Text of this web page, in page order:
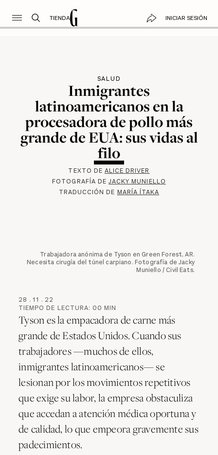
TIENDA INICIAR SESIÓN
SALUD
Inmigrantes
latinoamericanos en la
procesadora de pollo más
grande de EUA: sus vidas al
filo
TEXTO DE ALICE DRIVER
FOTOGRAFÍA DE JACKY MUNIELLO
TRADUCCIÓN DE MARÍA ÍTAKA
Trabajadora anónima de Tyson en Green Forest, AR.
Necesita cirugía del túnel carpiano. Fotografía de Jacky
Muniello / Civil Eats.
28 . 11 . 22
TIEMPO DE LECTURA: 00 MIN
Tyson es la empacadora de carne más
grande de Estados Unidos. Cuando sus
trabajadores —muchos de ellos,
inmigrantes latinoamericanos— se
lesionan por los movimientos repetitivos
que exige su labor, la empresa obstaculiza
que accedan a atención médica oportuna y
de calidad, lo que empeora gravemente sus
padecimientos.